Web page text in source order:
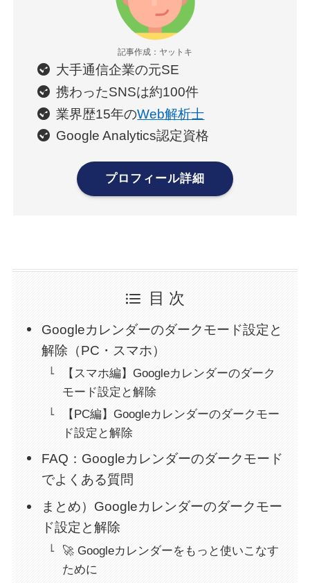
記事作成：ヤットキ
大手通信企業の元SE
携わったSNSは約100件
業界歴15年のWeb解析士
Google Analytics認定資格
プロフィール詳細
目 次
Googleカレンダーのダークモード設定と
解除（PC・スマホ）
【スマホ編】Googleカレンダーのダーク
モード設定と解除
【PC編】Googleカレンダーのダークモー
ド設定と解除
FAQ：Googleカレンダーのダークモード
でよくある質問
まとめ）Googleカレンダーのダークモー
ド設定と解除
🚀 Googleカレンダーをもっと使いこなす
ために